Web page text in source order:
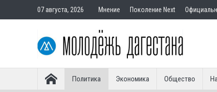
07 августа, 2026 Мнение Поколение Next
Политика Экономика Общество